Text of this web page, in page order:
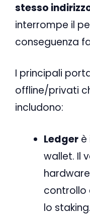
stesso
interrompe il
conseguenza
I principali
offline/privati
includono:
Ledger è
wallet. Il
controllo
lo